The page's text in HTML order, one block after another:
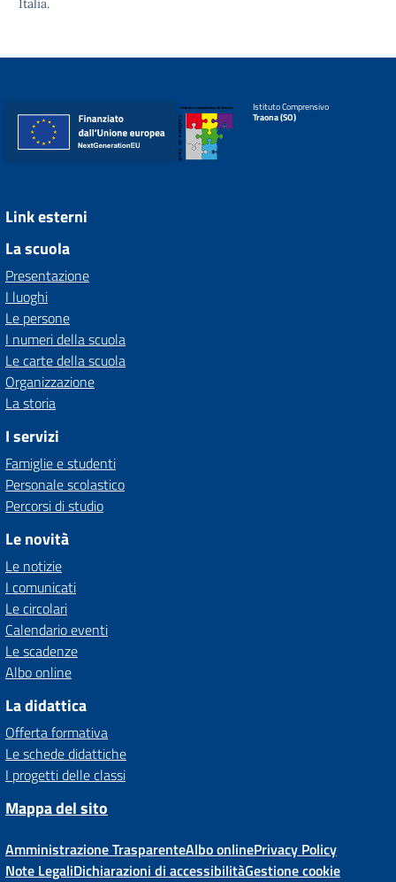
Italia.
Istituto Comprensivo
Traona (SO)
Link esterni
La scuola
Presentazione
I luoghi
Le persone
I numeri della scuola
Le carte della scuola
Organizzazione
La storia
I servizi
Famiglie e studenti
Personale scolastico
Percorsi di studio
Le novità
Le notizie
I comunicati
Le circolari
Calendario eventi
Le scadenze
Albo online
La didattica
Offerta formativa
Le schede didattiche
I progetti delle classi
Mappa del sito
Amministrazione TrasparenteAlbo onlinePrivacy Policy
Note LegaliDichiarazioni di accessibilitàGestione cookie